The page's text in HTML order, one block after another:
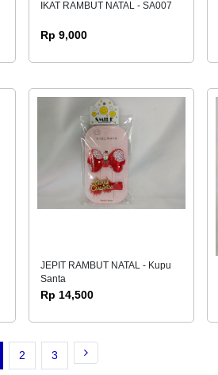
IKAT RAMBUT NATAL - SA007
Rp 9,000
JEPIT RAMBUT NATAL - Kupu
Santa
Rp 14,500
2 3